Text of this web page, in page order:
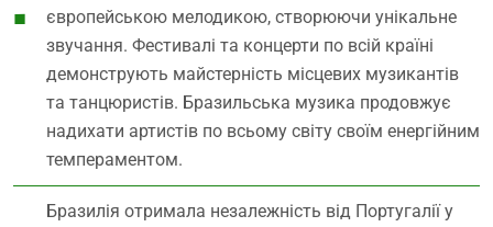
європейською мелодикою, створюючи унікальне
звучання. Фестивалі та концерти по всій країні
демонструють майстерність місцевих музикантів
та танцюристів. Бразильська музика продовжує
надихати артистів по всьому світу своїм енергійним
темпераментом.
Бразилія отримала незалежність від Португалії у